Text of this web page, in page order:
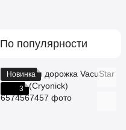
По популярности
Новинка
3